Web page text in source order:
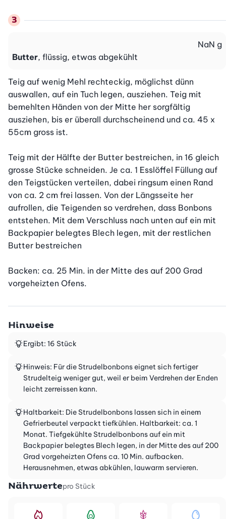
Butter, flüssig, etwas abgekühlt
NaN g
Teig auf wenig Mehl rechteckig, möglichst dünn
auswallen, auf ein Tuch legen, ausziehen. Teig mit
bemehlten Händen von der Mitte her sorgfältig
ausziehen, bis er überall durchscheinend und ca. 45 x
55cm gross ist.
Teig mit der Hälfte der Butter bestreichen, in 16 gleich
grosse Stücke schneiden. Je ca. 1 Esslöffel Füllung auf
den Teigstücken verteilen, dabei ringsum einen Rand
von ca. 2 cm frei lassen. Von der Längsseite her
aufrollen, die Teigenden so verdrehen, dass Bonbons
entstehen. Mit dem Verschluss nach unten auf ein mit
Backpapier belegtes Blech legen, mit der restlichen
Butter bestreichen
Backen: ca. 25 Min. in der Mitte des auf 200 Grad
vorgeheizten Ofens.
Hinweise
Ergibt: 16 Stück
Hinweis: Für die Strudelbonbons eignet sich fertiger
Strudelteig weniger gut, weil er beim Verdrehen der Enden
leicht zerreissen kann.
Haltbarkeit: Die Strudelbonbons lassen sich in einem
Gefrierbeutel verpackt tiefkühlen. Haltbarkeit: ca. 1
Monat. Tiefgekühlte Strudelbonbons auf ein mit
Backpapier belegtes Blech legen, in der Mitte des auf 200
Grad vorgeheizten Ofens ca. 10 Min. aufbacken.
Herausnehmen, etwas abkühlen, lauwarm servieren.
Nährwertepro Stück